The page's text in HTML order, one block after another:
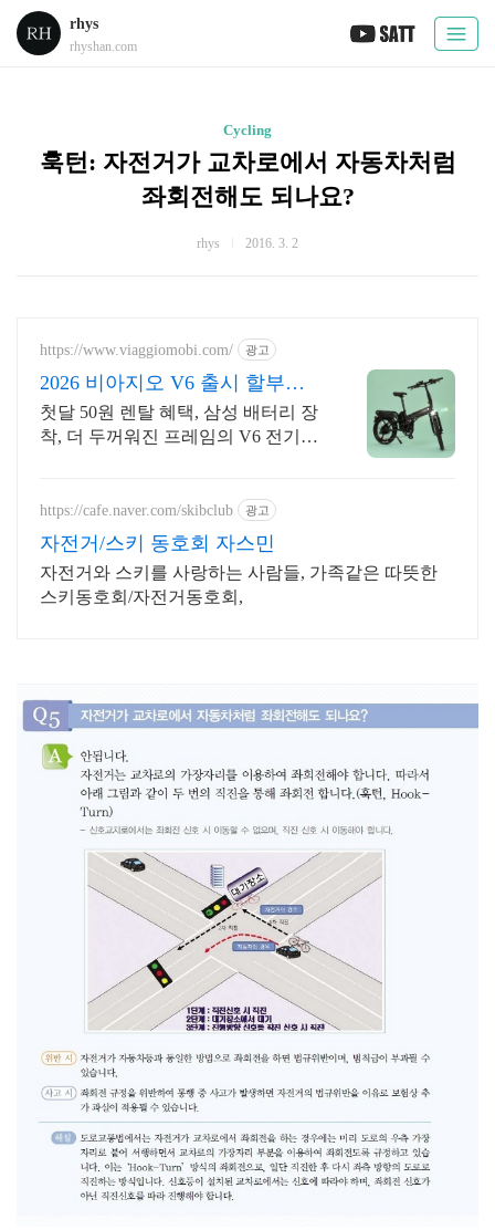
rhys
rhyshan.com
Cycling
훅턴: 자전거가 교차로에서 자동차처럼
좌회전해도 되나요?
rhys 2016. 3. 2
https://www.viaggiomobi.com/ 광고
2026 비아지오 V6 출시 할부보
다 가뿐하게 자전거마련
첫달 50원 렌탈 혜택, 삼성 배터리 장
착, 더 두꺼워진 프레임의 V6 전기자
https://cafe.naver.com/skibclub 광고
자전거/스키 동호회 자스민
자전거와 스키를 사랑하는 사람들, 가족같은 따뜻한
스키동호회/자전거동호회,